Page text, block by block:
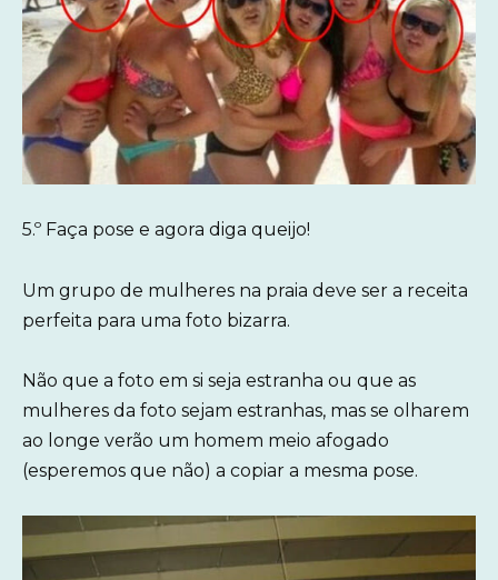
5.º Faça pose e agora diga queijo!
Um grupo de mulheres na praia deve ser a receita
perfeita para uma foto bizarra.
Não que a foto em si seja estranha ou que as
mulheres da foto sejam estranhas, mas se olharem
ao longe verão um homem meio afogado
(esperemos que não) a copiar a mesma pose.